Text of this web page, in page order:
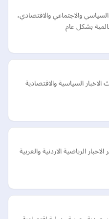
والاجتماعي والاقتصادي،
بشكل عام
السياسية والاقتصادية
الرياضية الاردنية والعربية